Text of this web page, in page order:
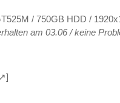
/ 750GB HDD /
am 03.06 / keine
]